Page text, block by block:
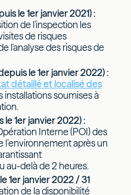
le 1er janvier 2021) :
de l'inspection les
de risques
l'analyse des risques de
le 1er janvier 2022) :
détaillé et localisé des
installations soumises à
le 1er janvier 2022) :
Interne (POI) des
après un
au-delà de 2 heures.
1er janvier 2022 / 31
de la disponibilité